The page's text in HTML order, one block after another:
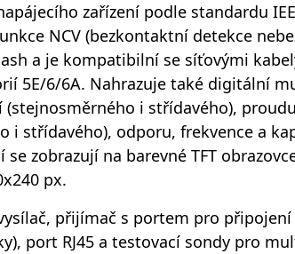
zařízení podle standardu
NCV (bezkontaktní detekce
a je kompatibilní se síťovými
5E/6/6A. Nahrazuje také digitální
i střídavého), proudu
i střídavého), odporu, frekvence a
se zobrazují na barevné TFT
px.
přijímač s portem pro
port RJ45 a testovací sondy pro